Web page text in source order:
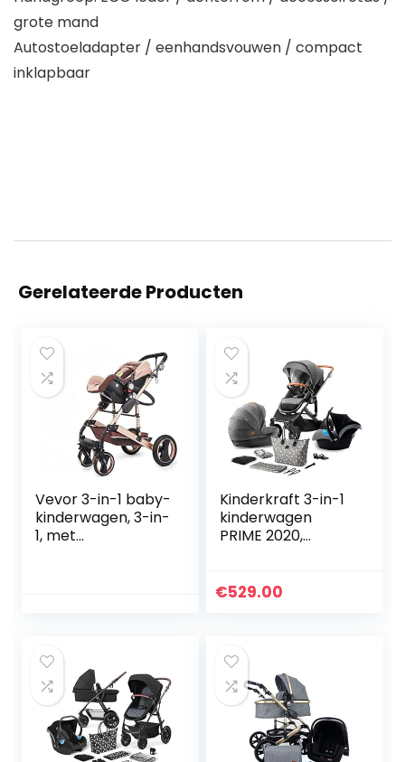
grote mand
Autostoeladapter / eenhandsvouwen / compact
inklapbaar
Gerelateerde Producten
Vevor 3-in-1 baby-
kinderwagen, 3-in-
1, met
opvouwbaar,
goudkleurig
Kinderkraft 3-in-1
kinderwagen
PRIME 2020,
kinderwagen,
€529.00